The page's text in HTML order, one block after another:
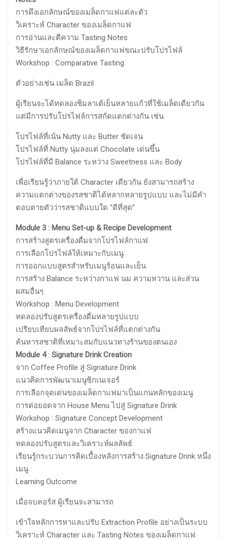
การดึงเอกลักษณ์ของเมล็ดกาแฟแต่ละตัว
วิเคราะห์ Character ของเมล็ดกาแฟ
การอ่านและตีความ Tasting Notes
วิธีรักษาเอกลักษณ์ของเมล็ดกาแฟขณะปรับโปรไฟล์
Workshop : Comparative Tasting
ตัวอย่างเช่น เมล็ด Brazil
ผู้เรียนจะได้ทดลองชิมลาเต้เย็นหลายแก้วที่ใช้เมล็ดเดียวกัน
แต่มีการปรับโปรไฟล์การสกัดแตกต่างกัน เช่น
โปรไฟล์ที่เน้น Nutty และ Butter ชัดเจน
โปรไฟล์ที่ Nutty นุ่มลงแต่ Chocolate เด่นขึ้น
โปรไฟล์ที่มี Balance ระหว่าง Sweetness และ Body
เพื่อเรียนรู้ว่าภายใต้ Character เดียวกัน ยังสามารถสร้าง
ความแตกต่างของรสชาติได้หลากหลายรูปแบบ และไม่มีคำ
ตอบตายตัวว่ารสชาติแบบใด “ดีที่สุด”
Module 3 : Menu Set-up & Recipe Development
การสร้างสูตรเครื่องดื่มจากโปรไฟล์กาแฟ
การเลือกโปรไฟล์ให้เหมาะกับเมนู
การออกแบบสูตรสำหรับเมนูร้อนและเย็น
การสร้าง Balance ระหว่างกาแฟ นม ความหวาน และส่วน
ผสมอื่นๆ
Workshop : Menu Development
ทดลองปรับสูตรเครื่องดื่มหลายรูปแบบ
เปรียบเทียบผลลัพธ์จากโปรไฟล์ที่แตกต่างกัน
ค้นหารสชาติที่เหมาะสมกับแนวทางร้านของตนเอง
Module 4: Signature Drink Creation
จาก Coffee Profile สู่ Signature Drink
แนวคิดการพัฒนาเมนูซิกเนเจอร์
การเลือกจุดเด่นของเมล็ดกาแฟมาเป็นแกนหลักของเมนู
การต่อยอดจาก House Menu ไปสู่ Signature Drink
Workshop : Signature Concept Development
สร้างแนวคิดเมนูจาก Character ของกาแฟ
ทดลองปรับสูตรและวิเคราะห์ผลลัพธ์
เรียนรู้กระบวนการคิดเบื้องหลังการสร้าง Signature Drink หนึ่ง
เมนู
Learning Outcome
เมื่อจบคอร์ส ผู้เรียนจะสามารถ
เข้าใจหลักการหาและปรับ Extraction Profile อย่างเป็นระบบ
วิเคราะห์ Character และ Tasting Notes ของเมล็ดกาแฟ